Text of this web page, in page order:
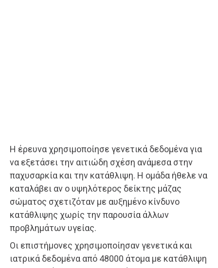
Η έρευνα χρησιμοποίησε γενετικά δεδομένα για
να εξετάσει την αιτιώδη σχέση ανάμεσα στην
παχυσαρκία και την κατάθλιψη. Η ομάδα ήθελε να
καταλάβει αν ο υψηλότερος δείκτης μάζας
σώματος σχετιζόταν με αυξημένο κίνδυνο
κατάθλιψης χωρίς την παρουσία άλλων
προβλημάτων υγείας.
Οι επιστήμονες χρησιμοποίησαν γενετικά και
ιατρικά δεδομένα από 48000 άτομα με κατάθλιψη